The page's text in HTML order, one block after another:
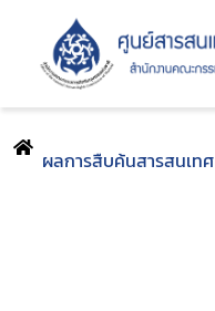
ผลการสืบค้นสารสนเทศ